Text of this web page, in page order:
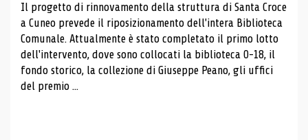
Il progetto di rinnovamento della struttura di Santa Croce
a Cuneo prevede il riposizionamento dell'intera Biblioteca
Comunale. Attualmente è stato completato il primo lotto
dell'intervento, dove sono collocati la biblioteca 0-18, il
fondo storico, la collezione di Giuseppe Peano, gli uffici
del premio ...